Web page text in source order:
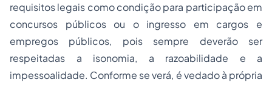
requisitos legais como condição para participação em
concursos públicos ou o ingresso em cargos e
empregos públicos, pois sempre deverão ser
respeitadas a isonomia, a razoabilidade e a
impessoalidade. Conforme se verá, é vedado à própria